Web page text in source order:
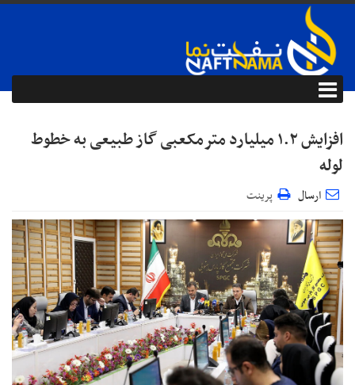
افزایش ۱.۲ میلیارد مترمکعبی گاز طبیعی به خطوط
لوله
ارسال پرینت